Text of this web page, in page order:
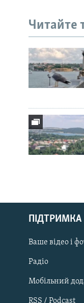
Русский
Qırımtatar
ДОЛУЧАЙСЯ!
Читайте
ПІДТРИМКА
Ваше відео і
Радіо
Мобільний
RSS / Podcast